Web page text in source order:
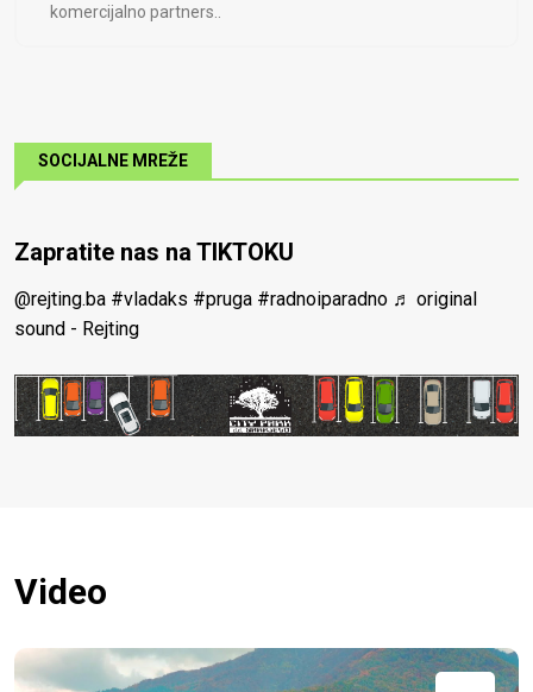
komercijalno partners..
SOCIJALNE MREŽE
Zapratite nas na TIKTOKU
@rejting.ba #vladaks #pruga #radnoiparadno ♬ original
sound - Rejting
Video